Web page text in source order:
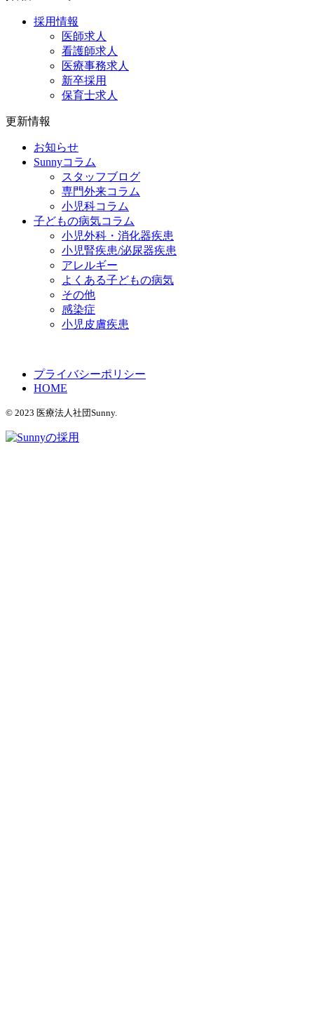
採用情報
医師求人
看護師求人
医療事務求人
新卒採用
保育士求人
更新情報
お知らせ
Sunnyコラム
スタッフブログ
専門外来コラム
小児科コラム
子どもの病気コラム
小児外科・消化器疾患
小児腎疾患/泌尿器疾患
アレルギー
よくある子どもの病気
その他
感染症
小児皮膚疾患
プライバシーポリシー
HOME
© 2023 医療法人社団Sunny.